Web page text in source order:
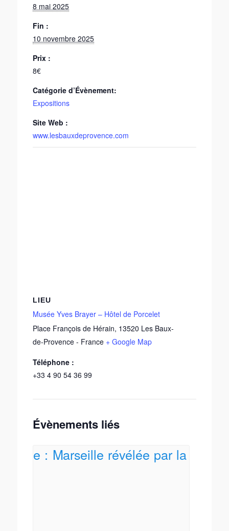
8 mai 2025
Fin :
10 novembre 2025
Prix :
8€
Catégorie d’Évènement:
Expositions
Site Web :
www.lesbauxdeprovence.com
LIEU
Musée Yves Brayer – Hôtel de Porcelet
Place François de Hérain, 13520 Les Baux-
de-Provence - France + Google Map
Téléphone :
+33 4 90 54 36 99
Évènements liés